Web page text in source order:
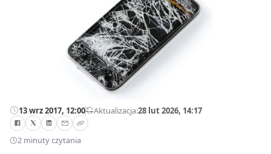
13 wrz 2017, 12:00—Aktualizacja:28 lut 2026, 14:17
2 minuty czytania